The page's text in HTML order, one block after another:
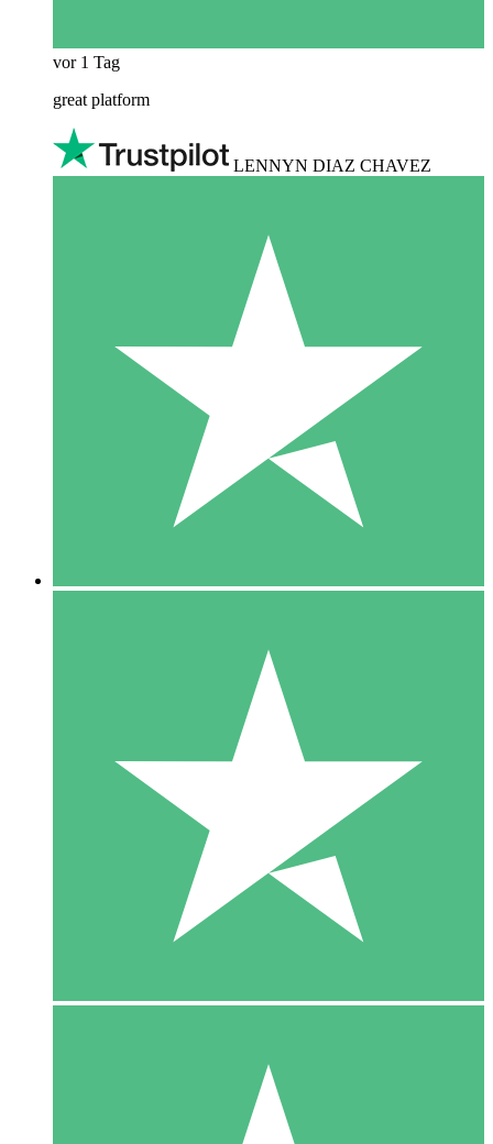
vor 1 Tag
great platform
LENNYN DIAZ CHAVEZ